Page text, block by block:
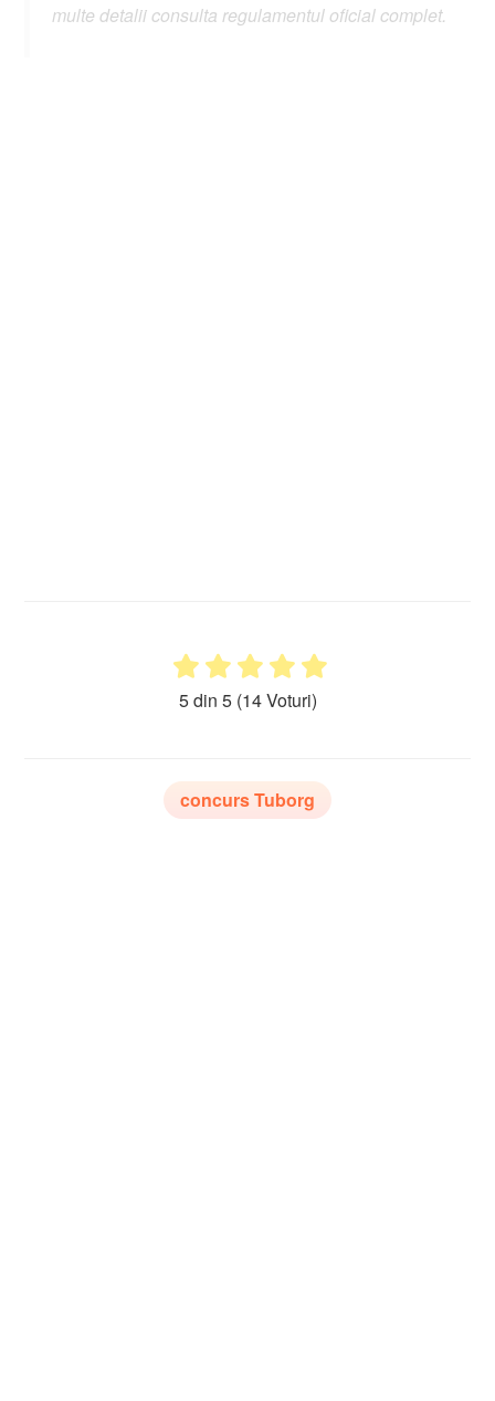
multe detalii consulta regulamentul oficial complet.
5 din 5 (14 Voturi)
concurs Tuborg